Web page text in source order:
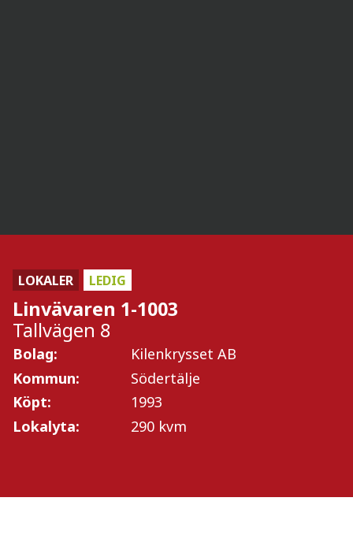
Hyresgäst: Cargotec Sweden AB
Visa objekt
LOKALER LEDIG
Linvävaren 1-1003
Tallvägen 8
Bolag:
Kilenkrysset AB
Kommun:
Södertälje
Köpt:
1993
Lokalyta:
290 kvm